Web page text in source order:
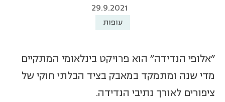
29.9.2021
עופות
"אלופי הנדידה" הוא פרויקט בינלאומי המתקיים
מדי שנה ומתמקד במאבק בציד הבלתי חוקי של
ציפורים לאורך נתיבי הנדידה.